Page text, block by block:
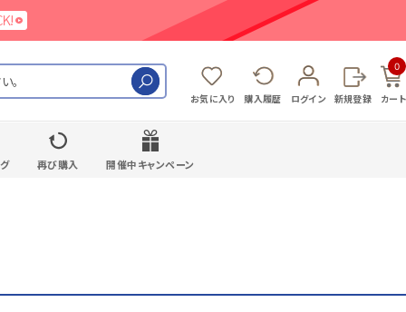
検索
お気に入り
購入履歴 ログイン 新規登録 カート
0
再び購入 開催中キャンペーン